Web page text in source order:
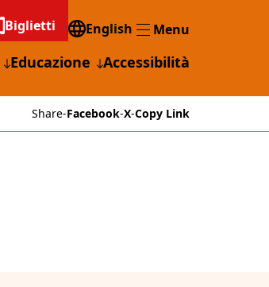
Biglietti
English
MenuMenu
Educazione Accessibilità
Share-Facebook-X-Copy Link